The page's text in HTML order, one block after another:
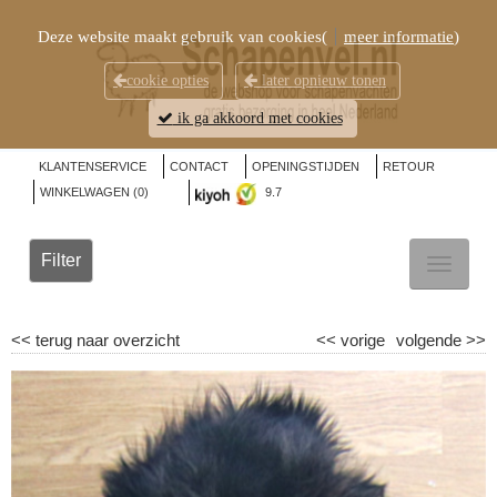
KLANTENSERVICE CONTACT OPENINGSTIJDEN
RETOUR
WINKELWAGEN (0) 9.7
Filter
<< terug naar overzicht volgende >>
<< vorige
Deze website maakt gebruik van cookies( meer informatie)
cookie opties later opnieuw tonen
ik ga akkoord met cookies